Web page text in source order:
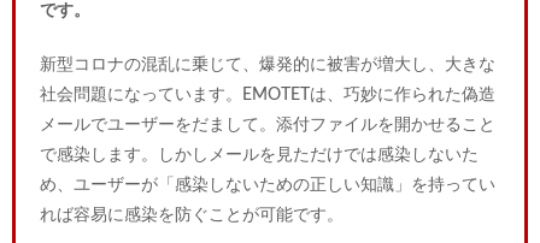
です。
新型コロナの混乱に乗じて、爆発的に被害が増大し、大きな
社会問題になっています。EMOTETは、巧妙に作られた偽造
メールでユーザーをだまして。添付ファイルを開かせること
で感染します。しかしメールを見ただけでは感染しないた
め、ユーザーが「感染しないための正しい知識」を持ってい
れば容易に感染を防ぐことが可能です。